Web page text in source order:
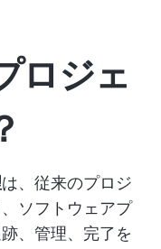
ロジェ
は、従来のプロジ
ソフトウェアプ
、管理、完了を